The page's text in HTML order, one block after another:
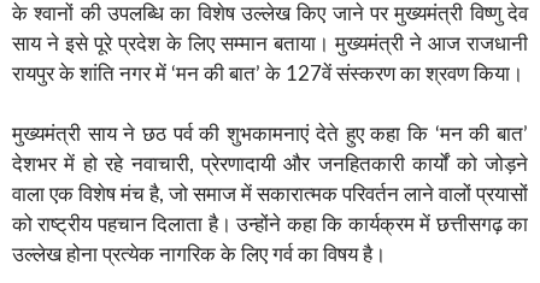
के श्वानों की उपलब्धि का विशेष उल्लेख किए जाने पर मुख्यमंत्री विष्णु देव
साय ने इसे पूरे प्रदेश के लिए सम्मान बताया। मुख्यमंत्री ने आज राजधानी
रायपुर के शांति नगर में ‘मन की बात’ के 127वें संस्करण का श्रवण किया।
मुख्यमंत्री साय ने छठ पर्व की शुभकामनाएं देते हुए कहा कि ‘मन की बात’
देशभर में हो रहे नवाचारी, प्रेरणादायी और जनहितकारी कार्यों को जोड़ने
वाला एक विशेष मंच है, जो समाज में सकारात्मक परिवर्तन लाने वालों प्रयासों
को राष्ट्रीय पहचान दिलाता है। उन्होंने कहा कि कार्यक्रम में छत्तीसगढ़ का
उल्लेख होना प्रत्येक नागरिक के लिए गर्व का विषय है।